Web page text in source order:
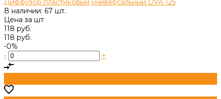
В наличии: 67 шт.
Цена за шт
118 руб.
118 руб.
-0%
-
+